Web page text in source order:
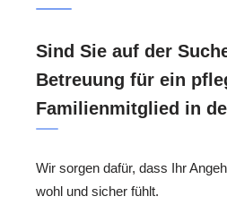
Sind Sie auf der
Betreuung für ein
Familienmitglied in
Wir sorgen dafür, dass Ihr
wohl und sicher fühlt.